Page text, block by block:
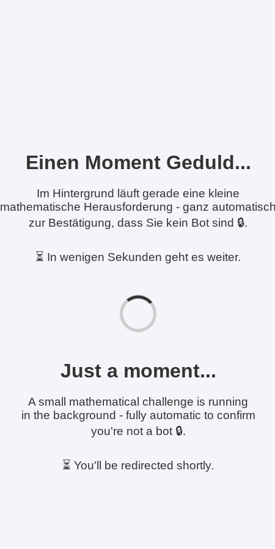
Einen Moment Geduld...
Im Hintergrund läuft gerade eine kleine
mathematische Herausforderung - ganz
zur Bestätigung, dass Sie kein Bot sind 🔒.
⏳ In wenigen Sekunden geht es weiter.
Just a moment...
A small mathematical challenge is running
in the background - fully automatic to confirm
you're not a bot 🔒.
⏳ You'll be redirected shortly.